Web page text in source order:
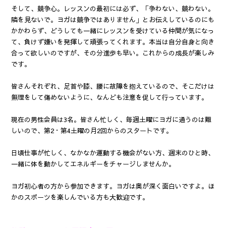
そして、競争心。レッスンの最初には必ず、「争わない、競わない。
隣を見ないで。ヨガは競争ではありません」とお伝えしているのにも
かかわらず、どうしても一緒にレッスンを受けている仲間が気になっ
て、負けず嫌いを発揮して頑張ってくれます。本当は自分自身と向き
合って欲しいのですが、その分進歩も早い。これからの成長が楽しみ
です。
皆さんそれぞれ、足首や膝、腰に故障を抱えているので、そこだけは
無理をして傷めないように、なんども注意を促して行っています。
現在の男性会員は3名。皆さん忙しく、毎週土曜にヨガに通うのは難
しいので、第2・第4土曜の月2回からのスタートです。
日頃仕事が忙しく、なかなか運動する機会がない方、週末のひと時、
一緒に体を動かしてエネルギーをチャージしませんか。
ヨガ初心者の方から参加できます。ヨガは奥が深く面白いですよ。ほ
かのスポーツを楽しんでいる方も大歓迎です。